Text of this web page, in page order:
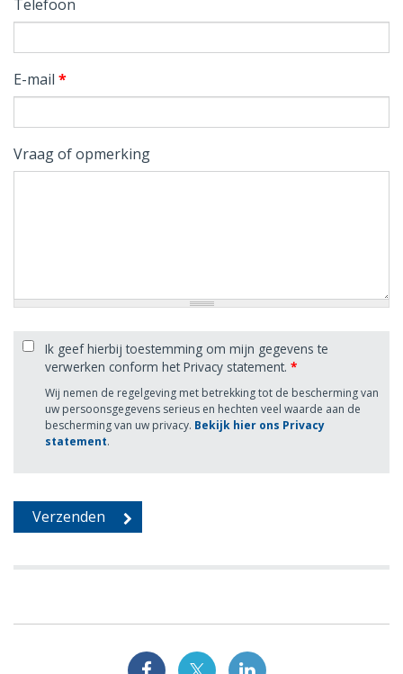
Telefoon
E-mail *
Vraag of opmerking
Ik geef hierbij toestemming om mijn gegevens te
verwerken conform het Privacy statement. *
Wij nemen de regelgeving met betrekking tot de bescherming van
uw persoonsgegevens serieus en hechten veel waarde aan de
bescherming van uw privacy. Bekijk hier ons Privacy
statement.